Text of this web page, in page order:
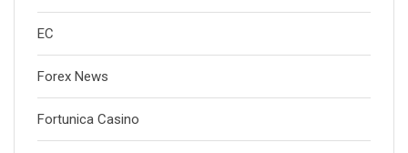
EC
Forex News
Fortunica Casino